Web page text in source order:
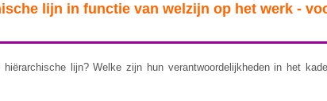
lijn in functie van welzijn op het werk -
lijn? Welke zijn hun verantwoordelijkheden in het